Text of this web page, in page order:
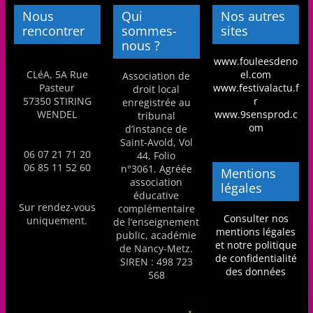
a
t
i
o
n
à
p
a
r
t
i
r
d
Nous
rencontrer
CLéA, 5A Rue
Pasteur
57350 STIRING
WENDEL
06 07 21 71 20
06 85 11 52 60
Sur rendez-vous
uniquement.
Qui
sommes-
nous ?
Association de
droit local
enregistrée au
tribunal
d’instance de
Saint-Avold, Vol
44, Folio
n°3061. Agréée
association
éducative
complémentaire
de l’enseignement
public, académie
de Nancy-Metz.
SIREN : 498 723
568
Nos autres
sites
www.fouleesdeno
el.com
www.festivalactu.f
r
www.9sensprod.c
om
Mentions
légales
Consulter nos
mentions légales
et notre politique
de confidentialité
des données